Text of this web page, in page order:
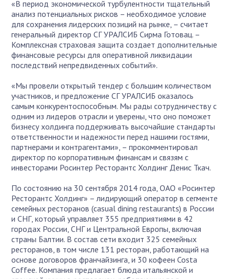
«В период экономической турбулентности тщательный
анализ потенциальных рисков – необходимое условие
для сохранения лидерских позиций на рынке, – считает
генеральный директор СГ УРАЛСИБ Сирма Готовац. –
Комплексная страховая защита создает дополнительные
финансовые ресурсы для оперативной ликвидации
последствий непредвиденных событий».
«Мы провели открытый тендер с большим количеством
участников, и предложение СГ УРАЛСИБ оказалось
самым конкурентоспособным. Мы рады сотрудничеству с
одним из лидеров отрасли и уверены, что оно поможет
бизнесу холдинга поддерживать высочайшие стандарты
ответственности и надежности перед нашими гостями,
партнерами и контрагентами», – прокомментировал
директор по корпоративным финансам и связям с
инвесторами Росинтер Ресторантс Холдинг Денис Ткач.
По состоянию на 30 сентября 2014 года, ОАО «Росинтер
Ресторантс Холдинг» – лидирующий оператор в сегменте
семейных ресторанов (casual dining restaurants) в России
и СНГ, который управляет 355 предприятиями в 42
городах России, СНГ и Центральной Европы, включая
страны Балтии. В состав сети входит 325 семейных
ресторанов, в том числе 131 ресторан, работающий на
основе договоров франчайзинга, и 30 кофеен Costa
Coffee. Компания предлагает блюда итальянской и